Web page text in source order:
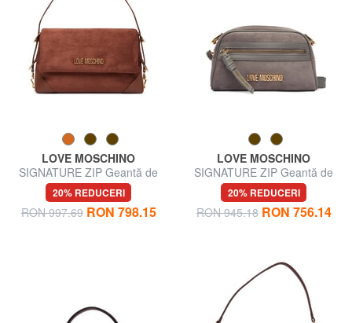
LOVE MOSCHINO
SIGNATURE ZIP Geantă de
umăr, reglabilă
20% REDUCERI
RON 997.69 RON 798.15
LOVE MOSCHINO
SIGNATURE ZIP Geantă de
umăr, reglabilă
20% REDUCERI
RON 945.18 RON 756.14